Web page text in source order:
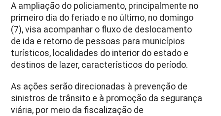
A ampliação do policiamento, principalmente no
primeiro dia do feriado e no último, no domingo
(7), visa acompanhar o fluxo de deslocamento
de ida e retorno de pessoas para municípios
turísticos, localidades do interior do estado e
destinos de lazer, característicos do período.
As ações serão direcionadas à prevenção de
sinistros de trânsito e à promoção da segurança
viária, por meio da fiscalização de